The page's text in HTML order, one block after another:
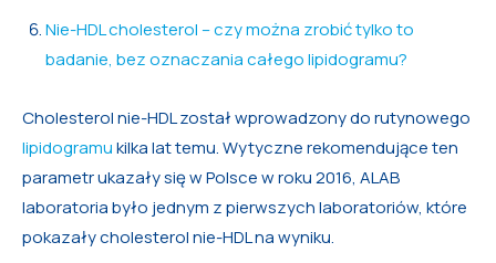
Nie-HDL cholesterol – czy można zrobić tylko to
badanie, bez oznaczania całego lipidogramu?
Cholesterol nie-HDL został wprowadzony do rutynowego
lipidogramukilka lat temu. Wytyczne rekomendujące ten
parametr ukazały się w Polsce w roku 2016, ALAB
laboratoria było jednym z pierwszych laboratoriów, które
pokazały cholesterol nie-HDL na wyniku.